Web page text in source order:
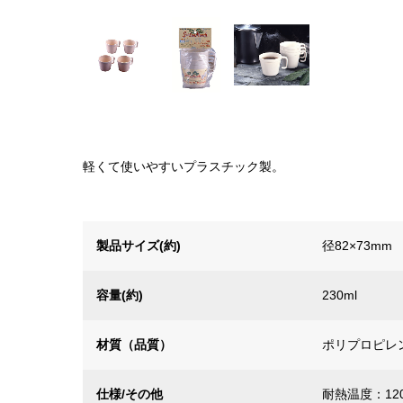
軽くて使いやすいプラスチック製。
製品サイズ(約) 径82×73mm
容量(約) 230ml
材質（品質） ポリプロピレ
仕様/その他 耐熱温度：